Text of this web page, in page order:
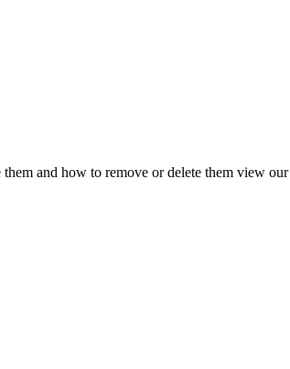
and how to remove or delete them view our